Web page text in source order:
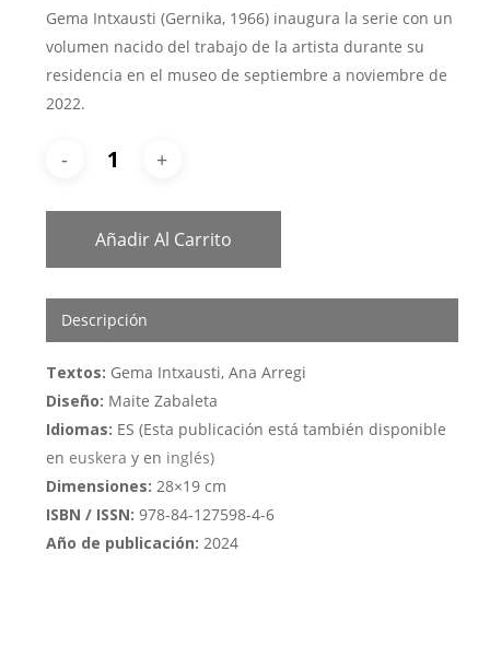
Gema Intxausti (Gernika, 1966) inaugura la serie con un
volumen nacido del trabajo de la artista durante su
residencia en el museo de septiembre a noviembre de
2022.
Añadir Al Carrito
Descripción
Textos: Gema Intxausti, Ana Arregi
Diseño: Maite Zabaleta
Idiomas: ES (Esta publicación está también disponible
en euskera y en inglés)
Dimensiones: 28×19 cm
ISBN / ISSN: 978-84-127598-4-6
Año de publicación: 2024